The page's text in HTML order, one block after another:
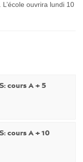
ouvrira lundi 10
cours A + 5
cours A + 10